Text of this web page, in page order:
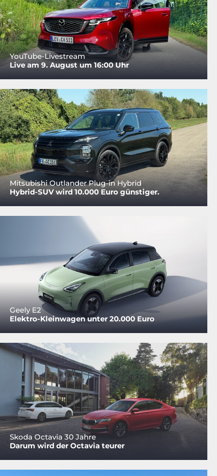
YouTube-Livestream
Live am 9. August um 16:00 Uhr
Mitsubishi Outlander Plug-in Hybrid
Hybrid-SUV wird 10.000 Euro günstiger.
Geely E2
Elektro-Kleinwagen unter 20.000 Euro
Skoda Octavia 30 Jahre
Darum wird der Octavia teurer